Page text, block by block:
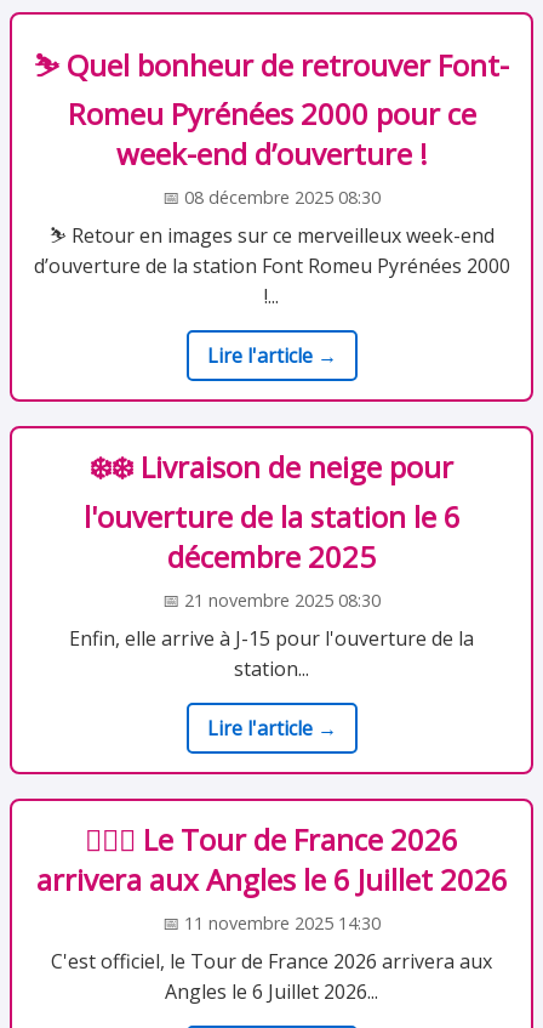
⛷️ Quel bonheur de retrouver Font-
Romeu Pyrénées 2000 pour ce
week-end d’ouverture !
📅 08 décembre 2025 08:30
⛷️ Retour en images sur ce merveilleux week-end
d’ouverture de la station Font Romeu Pyrénées 2000
!...
Lire l'article →
❄️❄️ Livraison de neige pour
l'ouverture de la station le 6
décembre 2025
📅 21 novembre 2025 08:30
Enfin, elle arrive à J-15 pour l'ouverture de la
station...
Lire l'article →
🚴🏻‍♂️ Le Tour de France 2026
arrivera aux Angles le 6 Juillet 2026
📅 11 novembre 2025 14:30
C'est officiel, le Tour de France 2026 arrivera aux
Angles le 6 Juillet 2026...